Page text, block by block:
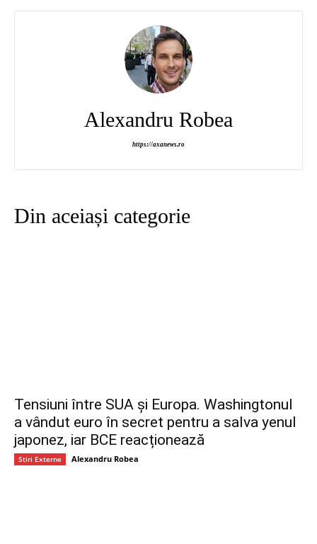
Alexandru Robea
https://axanews.ro
Din aceiași categorie
Tensiuni între SUA și Europa. Washingtonul
a vândut euro în secret pentru a salva yenul
japonez, iar BCE reacționează
Stiri Externe Alexandru Robea